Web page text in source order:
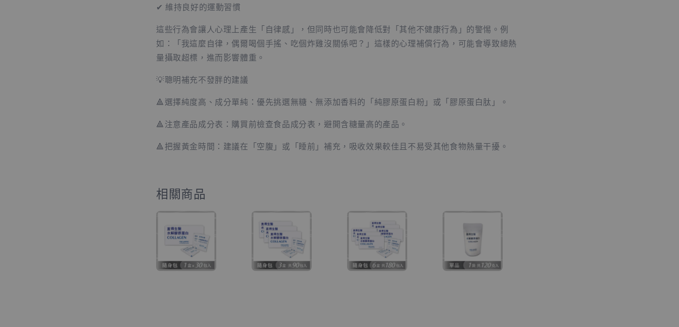
✔ 維持良好的運動習慣
這些行為會讓人心理上產生「自律感」，但同時也可能會降低對「其他不健康行為」的警惕。例
如：「我這麼自律，偶爾喝個手搖、吃個炸雞沒關係吧？」這樣的心理補償行為，可能會導致總熱
量攝取超標，進而影響體重。
💡聰明補充不發胖的建議
🔺選擇純度高、成分單純：優先挑選無糖、無添加香料的「純膠原蛋白粉」或「膠原蛋白肽」。
🔺注意產品成分表：購買前檢查食品成分表，避開含糖量高的產品。
🔺把握黃金時間：建議在「空腹」或「睡前」補充，吸收效果較佳且不易受其他食物熱量干擾。
相關商品